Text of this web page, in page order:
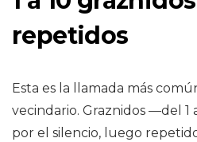
repetidos
Esta es la llamada más
vecindario. Graznidos —del
por el silencio, luego